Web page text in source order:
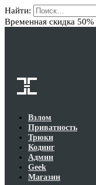
Найти:
Временная скидка 50%
Взлом
Приватность
Трюки
Кодинг
Админ
Geek
Магазин